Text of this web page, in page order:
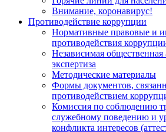
Внимание, коронавирус!
Противодействие коррупции
Нормативные правовые и
противодействия
Независимая
экспертиза
Методические материалы
Формы документов,
противодействием
Комиссия по соблюдению
служебному поведению и
конфликта интересов